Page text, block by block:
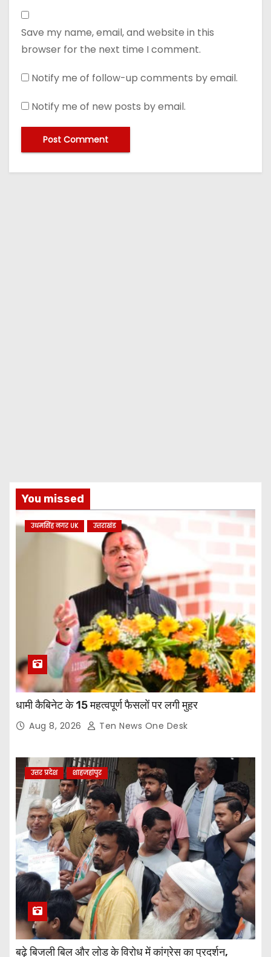
Save my name, email, and website in this
browser for the next time I comment.
Notify me of follow-up comments by email.
Notify me of new posts by email.
You missed
उधमसिंह नगर UK उत्तराखंड
धामी कैबिनेट के 15 महत्वपूर्ण फैसलों पर लगी मुहर
Aug 8, 2026 Ten News One Desk
उत्तर प्रदेश शाहजहांपुर
बढ़े बिजली बिल और लोड के विरोध में कांग्रेस का प्रदर्शन,